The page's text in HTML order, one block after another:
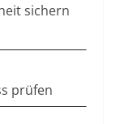
sichern
prüfen